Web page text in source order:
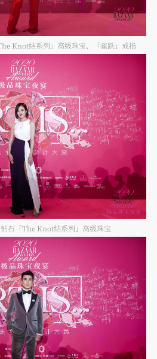
Knot结系列」高级珠宝、「雀跃」戒指
石「The Knot结系列」高级珠宝